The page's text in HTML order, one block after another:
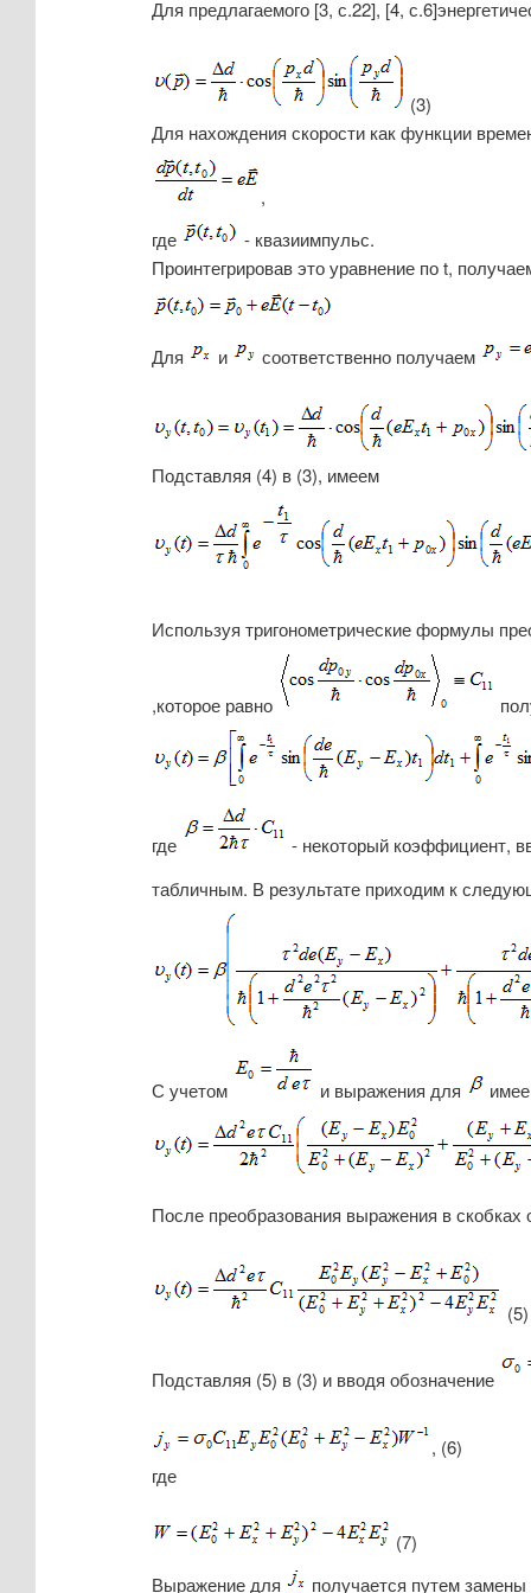
Для предлагаемого [3, с.22], [4,
(3)
Для нахождения скорости как функции
,
где
- квазиимпульс.
Проинтегрировав это уравнение по t,
Для и соответственно получаем
Подставляя (4) в (3), имеем
Используя тригонометрические формулы
,которое равно
где
- некоторый коэффициент,
табличным. В результате приходим к
С учетом и выражения для
После преобразования выражения в
(5)
Подставляя (5) в (3) и вводя обозначение
, (6)
где
(7)
Выражение для
получается путем замены